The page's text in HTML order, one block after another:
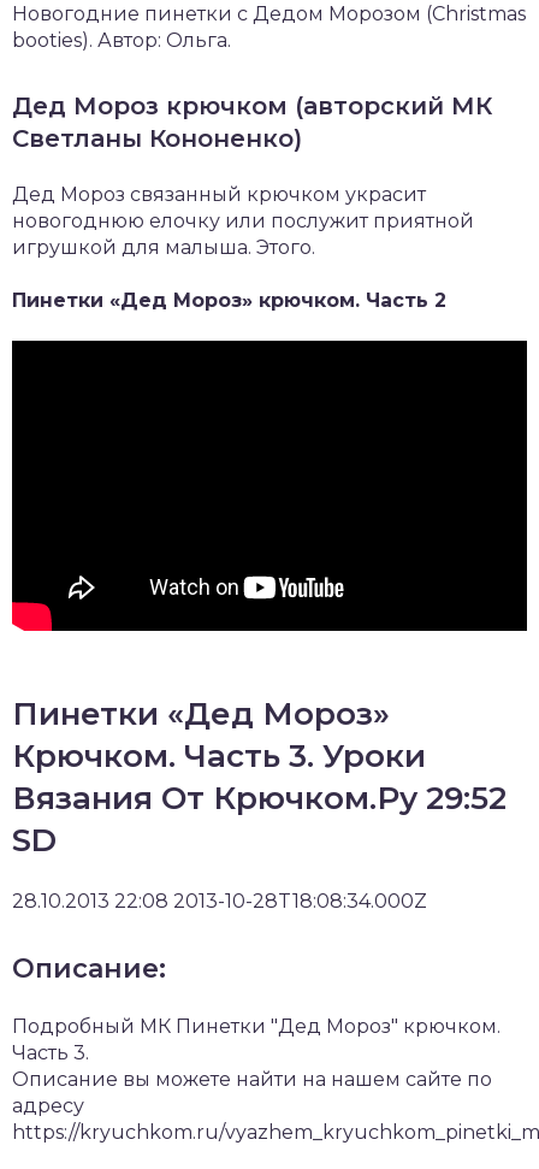
Новогодние пинетки с Дедом Морозом (Christmas
booties). Автор: Ольга.
Дед Мороз крючком (авторский МК
Светланы Кононенко)
Дед Мороз связанный крючком украсит
новогоднюю елочку или послужит приятной
игрушкой для малыша. Этого.
Пинетки «Дед Мороз» крючком. Часть 2
Пинетки «Дед Мороз»
Крючком. Часть 3. Уроки
Вязания От Крючком.Ру 29:52
SD
28.10.2013 22:08 2013-10-28T18:08:34.000Z
Описание:
Подробный МК Пинетки "Дед Мороз" крючком.
Часть 3.
Описание вы можете найти на нашем сайте по
адресу
https://kryuchkom.ru/